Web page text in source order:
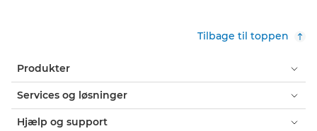
Tilbage til toppen
Produkter
Services og løsninger
Hjælp og support